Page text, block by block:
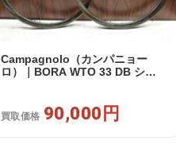
Campagnolo（カンパニョー
ロ）｜BORA WTO 33 DB シマ
買取価格 90,000円